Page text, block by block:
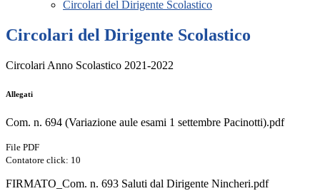
Circolari del Dirigente Scolastico
Circolari del Dirigente Scolastico
Circolari Anno Scolastico 2021-2022
Allegati
Com. n. 694 (Variazione aule esami 1 settembre Pacinotti).pdf
File PDF
Contatore click: 10
FIRMATO_Com. n. 693 Saluti dal Dirigente Nincheri.pdf